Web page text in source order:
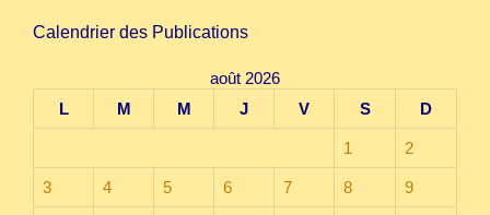
Calendrier des Publications
août 2026
L
M M J V S D
1 2
3 4 5 6 7 8 9